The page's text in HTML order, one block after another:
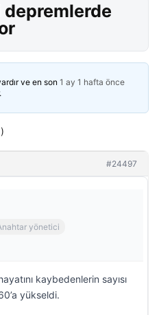
depremlerde
ve en son 1 ay 1 hafta önce
#24497
yönetici
kaybedenlerin sayısı
yükseldi.